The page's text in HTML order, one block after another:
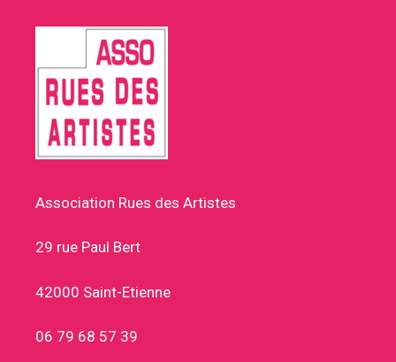
Association Rues des Artistes
29 rue Paul Bert
42000 Saint-Etienne
06 79 68 57 39